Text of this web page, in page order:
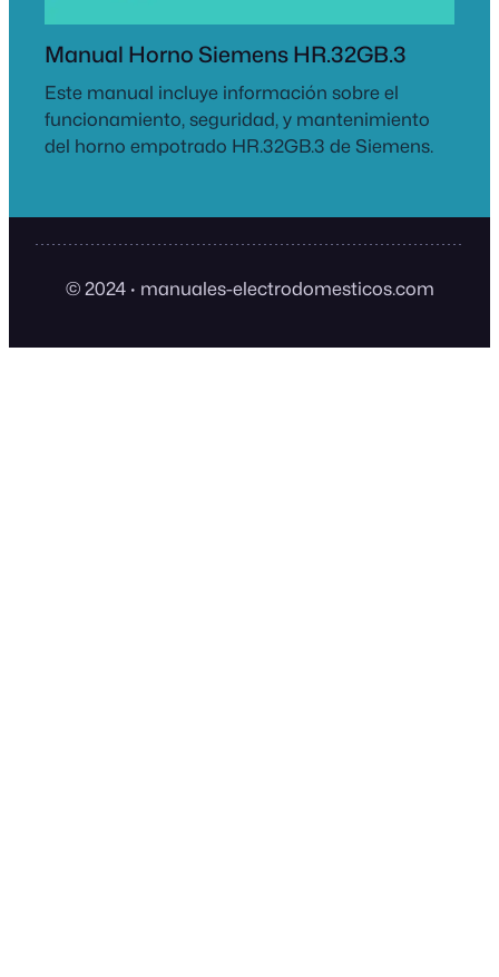
Manual Horno Siemens HR.32GB.3
Este manual incluye información sobre el
funcionamiento, seguridad, y mantenimiento
del horno empotrado HR.32GB.3 de Siemens.
© 2024 · manuales-electrodomesticos.com